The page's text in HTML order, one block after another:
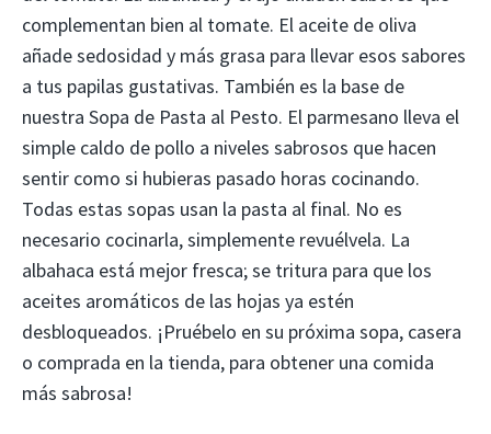
complementan bien al tomate. El aceite de oliva
añade sedosidad y más grasa para llevar esos sabores
a tus papilas gustativas. También es la base de
nuestra Sopa de Pasta al Pesto. El parmesano lleva el
simple caldo de pollo a niveles sabrosos que hacen
sentir como si hubieras pasado horas cocinando.
Todas estas sopas usan la pasta al final. No es
necesario cocinarla, simplemente revuélvela. La
albahaca está mejor fresca; se tritura para que los
aceites aromáticos de las hojas ya estén
desbloqueados. ¡Pruébelo en su próxima sopa, casera
o comprada en la tienda, para obtener una comida
más sabrosa!